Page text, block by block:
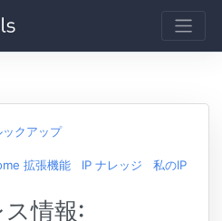
ックアップ
拡張機能 IP ナレッジ 私のIP
情報: